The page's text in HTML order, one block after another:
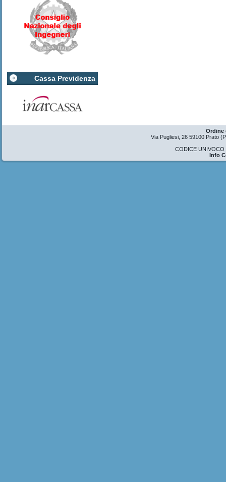
Cassa Previdenza
Ordine
Via Pugliesi, 26 59100 Prato
CODICE
Info